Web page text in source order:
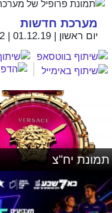
מערכת חדשות
יום ראשון | 01.12.19 | 13:12
תמונת יח"צ